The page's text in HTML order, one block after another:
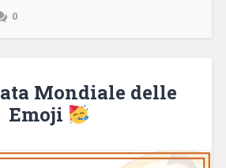
0
Mondiale delle
Emoji